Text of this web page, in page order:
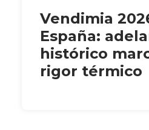
Vendimia
España:
histórico
rigor térmico